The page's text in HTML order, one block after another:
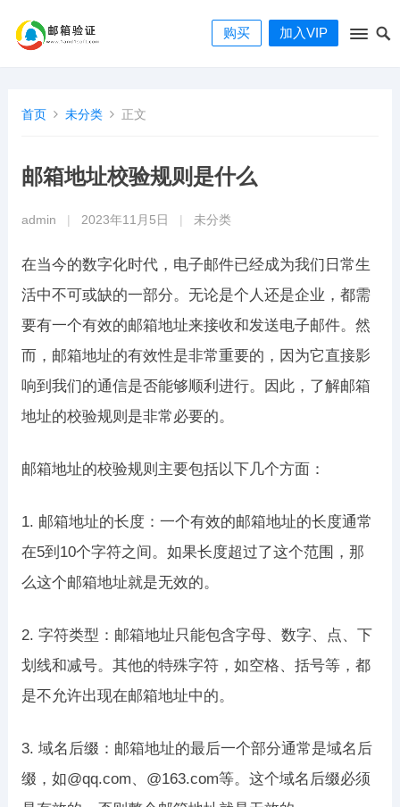
购买 加入VIP
首页 未分类 正文
邮箱地址校验规则是什么
admin 2023年11月5日 未分类
在当今的数字化时代，电子邮件已经成为我们日常生
活中不可或缺的一部分。无论是个人还是企业，都需
要有一个有效的邮箱地址来接收和发送电子邮件。然
而，邮箱地址的有效性是非常重要的，因为它直接影
响到我们的通信是否能够顺利进行。因此，了解邮箱
地址的校验规则是非常必要的。
邮箱地址的校验规则主要包括以下几个方面：
1. 邮箱地址的长度：一个有效的邮箱地址的长度通常
在5到10个字符之间。如果长度超过了这个范围，那
么这个邮箱地址就是无效的。
2. 字符类型：邮箱地址只能包含字母、数字、点、下
划线和减号。其他的特殊字符，如空格、括号等，都
是不允许出现在邮箱地址中的。
3. 域名后缀：邮箱地址的最后一个部分通常是域名后
缀，如@qq.com、@163.com等。这个域名后缀必须